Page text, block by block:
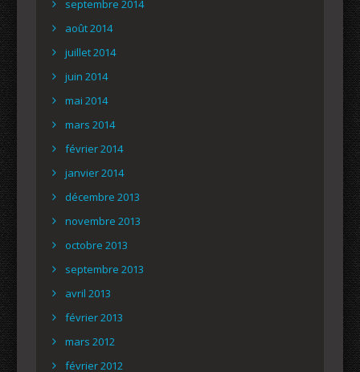
septembre 2014
août 2014
juillet 2014
juin 2014
mai 2014
mars 2014
février 2014
janvier 2014
décembre 2013
novembre 2013
octobre 2013
septembre 2013
avril 2013
février 2013
mars 2012
février 2012